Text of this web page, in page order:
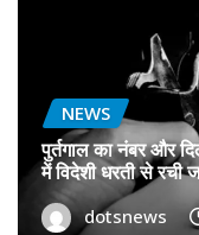
NEWS
पुर्तगाल का नंबर और
में विदेशी धरती से रची
dotsnews